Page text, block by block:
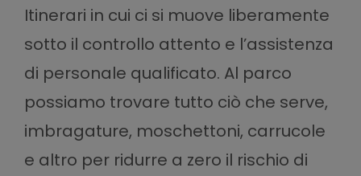
Itinerari in cui ci si muove liberamente
sotto il controllo attento e l’assistenza
di personale qualificato. Al parco
possiamo trovare tutto ciò che serve,
imbragature, moschettoni, carrucole
e altro per ridurre a zero il rischio di